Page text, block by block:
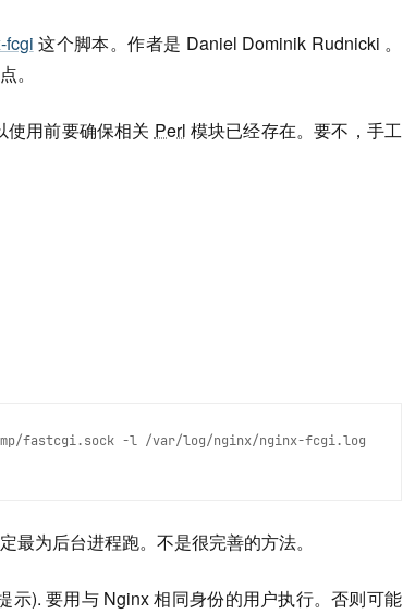
fcgi 这个脚本。作者是 Daniel Dominik Rudnicki 。
。
用前要确保相关 Perl 模块已经存在。要不，手工
fastcgi.sock -l /var/log/nginx/nginx-fcgi.log
最为后台进程跑。不是很完善的方法。
示). 要用与 Nginx 相同身份的用户执行。否则可能